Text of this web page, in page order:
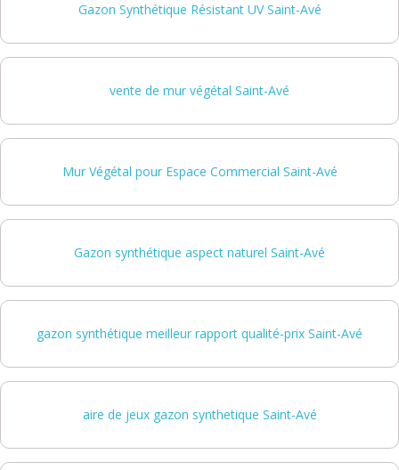
Gazon Synthétique Résistant UV Saint-Avé
vente de mur végétal Saint-Avé
Mur Végétal pour Espace Commercial Saint-Avé
Gazon synthétique aspect naturel Saint-Avé
gazon synthétique meilleur rapport qualité-prix Saint-Avé
aire de jeux gazon synthetique Saint-Avé